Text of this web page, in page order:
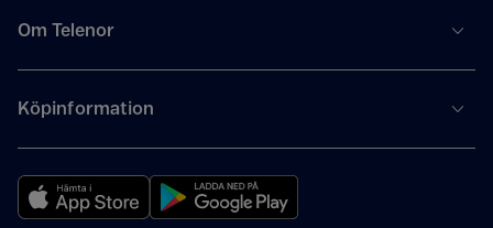
Om Telenor
Köpinformation